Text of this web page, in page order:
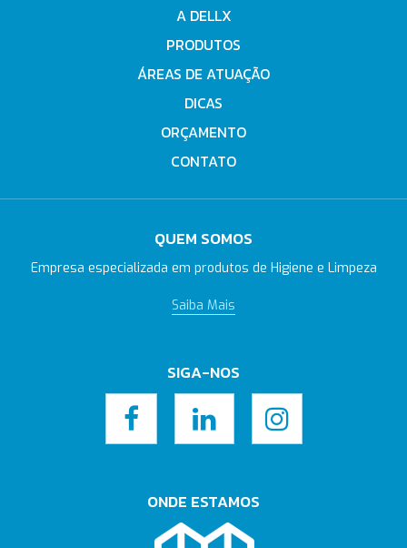
A DELLX
PRODUTOS
ÁREAS DE ATUAÇÃO
DICAS
ORÇAMENTO
CONTATO
QUEM SOMOS
Empresa especializada em produtos de Higiene e Limpeza
Saiba Mais
SIGA-NOS
ONDE ESTAMOS